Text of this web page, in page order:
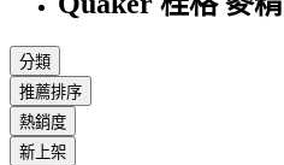
分類
推薦排序
熱銷度
新上架